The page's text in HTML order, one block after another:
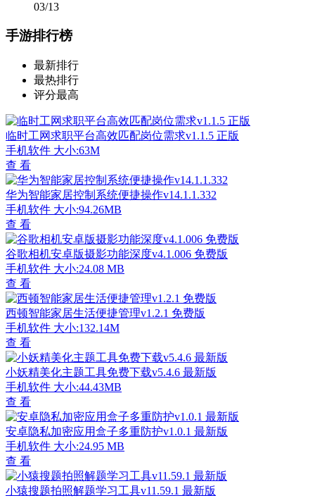
03/13
手游排行榜
最新排行
最热排行
评分最高
临时工网求职平台高效匹配岗位需求v1.1.5 正版
手机软件 大小:63M
查 看
华为智能家居控制系统便捷操作v14.1.1.332
手机软件 大小:94.26MB
查 看
谷歌相机安卓版摄影功能深度v4.1.006 免费版
手机软件 大小:24.08 MB
查 看
西顿智能家居生活便捷管理v1.2.1 免费版
手机软件 大小:132.14M
查 看
小妖精美化主题工具免费下载v5.4.6 最新版
手机软件 大小:44.43MB
查 看
安卓隐私加密应用盒子多重防护v1.0.1 最新版
手机软件 大小:24.95 MB
查 看
小猿搜题拍照解题学习工具v11.59.1 最新版